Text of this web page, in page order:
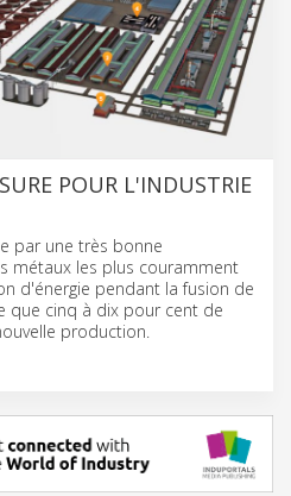
POUR L'INDUSTRIE
par une très bonne
métaux les plus couramment
d'énergie pendant la fusion de
que cinq à dix pour cent de
production.